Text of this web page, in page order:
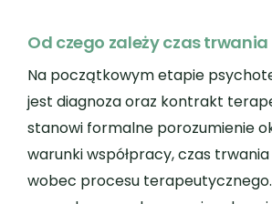
Od czego zależy czas
Na początkowym etapie
jest diagnoza oraz kontrakt
stanowi formalne porozumienie
warunki współpracy, czas
wobec procesu